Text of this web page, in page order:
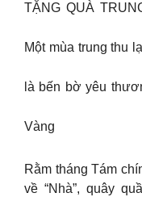
TẶNG QUÀ
Một mùa trung thu
là bến bờ yêu
Vàng
Rằm tháng Tám
về “Nhà”, quây